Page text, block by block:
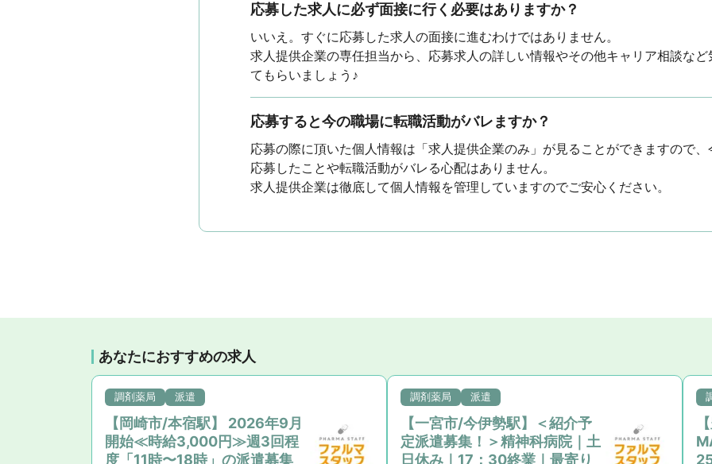
応募した求人に必ず面接に行く必要はありますか？
いいえ。すぐに応募した求人の面接に進むわけではありません。
求人提供企業の専任担当から、応募求人の詳しい情報やその他キャリア相談など
てもらいましょう♪
応募すると今の職場に転職活動がバレますか？
応募の際に頂いた個人情報は「求人提供企業のみ」が見ることができますので
応募したことや転職活動がバレる心配はありません。
求人提供企業は徹底して個人情報を管理していますのでご安心ください。
あなたにおすすめの求人
調剤薬局 派遣
【岡崎市/本宿駅】 2026年9月
開始≪時給3,000円≫週3回程
度「11時〜18時」の派遣募集
調剤薬局 派遣
【一宮市/今伊勢駅】＜紹介予
定派遣募集！＞精神科病院｜土
日休み｜17：30終業｜最寄り